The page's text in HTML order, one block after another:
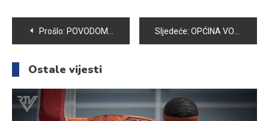
Navigacija
članaka
Prošlo: POVODOM 23. FEBRUARA, DANA REINTEGRACIJE OPĆINE VOGOŠĆA ODRŽANA SVEČANA SJEDNICA OPĆINSKOG VIJEĆA VOGOŠĆA Sljedeće: OPĆINA VOGOŠĆA ĆE PRUŽITI PODRŠKU TEHNICIJADI
Ostale vijesti